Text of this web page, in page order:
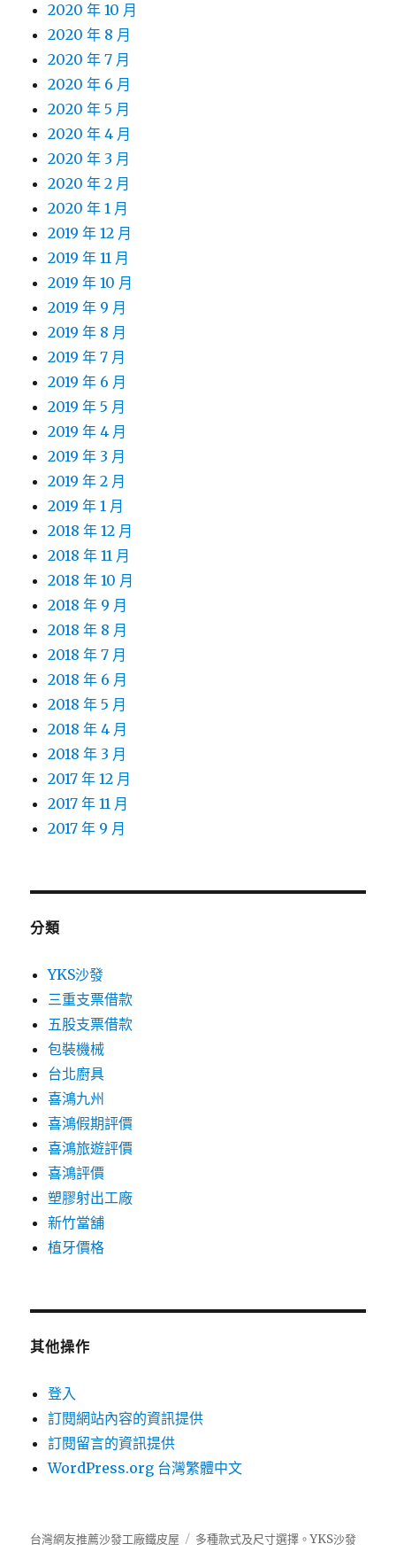
2020 年 10 月
2020 年 8 月
2020 年 7 月
2020 年 6 月
2020 年 5 月
2020 年 4 月
2020 年 3 月
2020 年 2 月
2020 年 1 月
2019 年 12 月
2019 年 11 月
2019 年 10 月
2019 年 9 月
2019 年 8 月
2019 年 7 月
2019 年 6 月
2019 年 5 月
2019 年 4 月
2019 年 3 月
2019 年 2 月
2019 年 1 月
2018 年 12 月
2018 年 11 月
2018 年 10 月
2018 年 9 月
2018 年 8 月
2018 年 7 月
2018 年 6 月
2018 年 5 月
2018 年 4 月
2018 年 3 月
2017 年 12 月
2017 年 11 月
2017 年 9 月
分類
YKS沙發
三重支票借款
五股支票借款
包裝機械
台北廚具
喜鴻九州
喜鴻假期評價
喜鴻旅遊評價
喜鴻評價
塑膠射出工廠
新竹當舖
植牙價格
其他操作
登入
訂閱網站內容的資訊提供
訂閱留言的資訊提供
WordPress.org 台灣繁體中文
台灣網友推薦沙發工廠鐵皮屋 多種款式及尺寸選擇。YKS沙發